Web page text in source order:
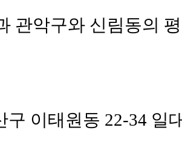
관악구와 신림동의
구 이태원동 22-34 일